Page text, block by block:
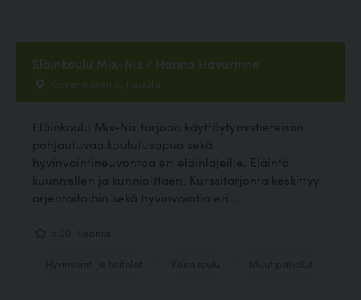
Eläinkoulu Mix-Nix / Hanna Havurinne
Kievarinkaari 3, Tuusula
Eläinkoulu Mix-Nix tarjoaa käyttäytymistieteisiin
pohjautuvaa koulutusapua sekä
hyvinvointineuvontaa eri eläinlajeille. Eläintä
kuunnellen ja kunnioittaen. Kurssitarjonta keskittyy
arjentaitoihin sekä hyvinvointia eri...